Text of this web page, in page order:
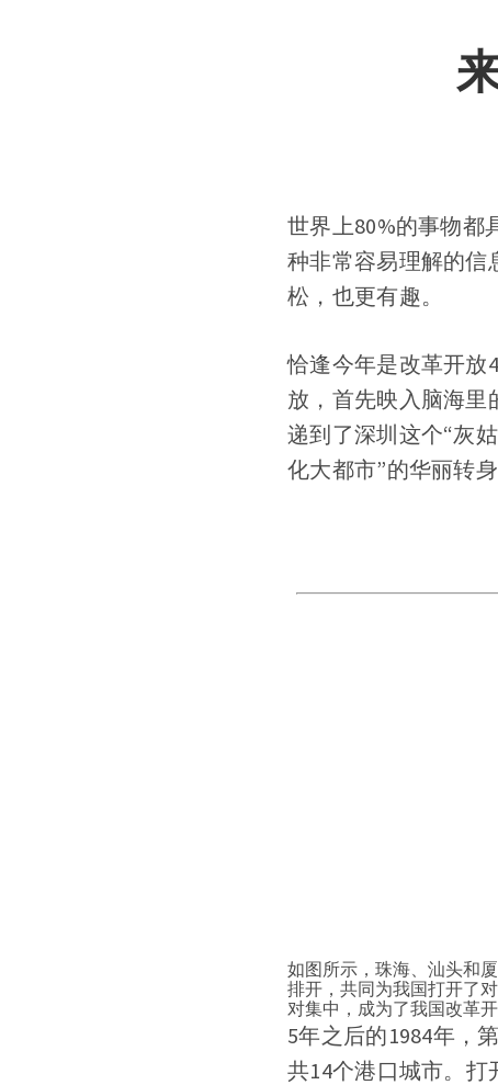
世界上80%的事物都
种非常容易理解的信
松，也更有趣。
恰逢今年是改革开放
放，首先映入脑海里
递到了深圳这个“灰
化大都市”的华丽转
如图所示，珠海、汕头和
排开，共同为我国打开了
对集中，成为了我国改革
5年之后的1984年，
共14个港口城市。打